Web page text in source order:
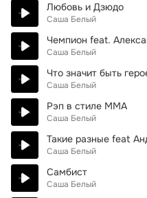
Любовь и Дзюдо
Саша Белый
Чемпион feat.
Саша Белый
Что значит быть
Саша Белый
Рэп в стиле ММА
Саша Белый
Такие разные feat
Саша Белый
Самбист
Саша Белый